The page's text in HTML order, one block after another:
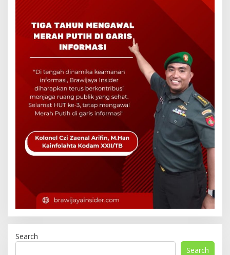
Search
Search